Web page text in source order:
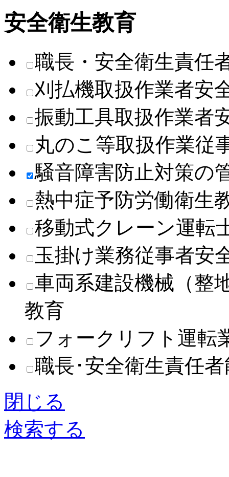
安全衛生教育
職長・安全衛生責任
刈払機取扱作業者安
振動工具取扱作業者
丸のこ等取扱作業従
騒音障害防止対策の
熱中症予防労働衛生
移動式クレーン運転
玉掛け業務従事者安
車両系建設機械（整
教育
フォークリフト運転
職長･安全衛生責任
閉じる
検索する